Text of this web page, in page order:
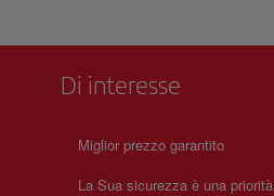
Di interesse
Miglior prezzo garantito
La Sua sicurezza è una priorità